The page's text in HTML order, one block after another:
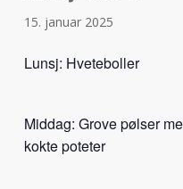
15. januar 2025
Lunsj: Hveteboller
Middag: Grove pølser
kokte poteter